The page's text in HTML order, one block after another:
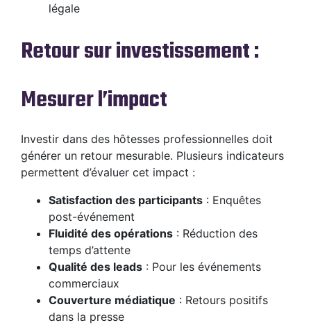
légale
Retour sur investissement :
Mesurer l’impact
Investir dans des hôtesses professionnelles doit
générer un retour mesurable. Plusieurs indicateurs
permettent d’évaluer cet impact :
Satisfaction des participants : Enquêtes
post-événement
Fluidité des opérations : Réduction des
temps d’attente
Qualité des leads : Pour les événements
commerciaux
Couverture médiatique : Retours positifs
dans la presse